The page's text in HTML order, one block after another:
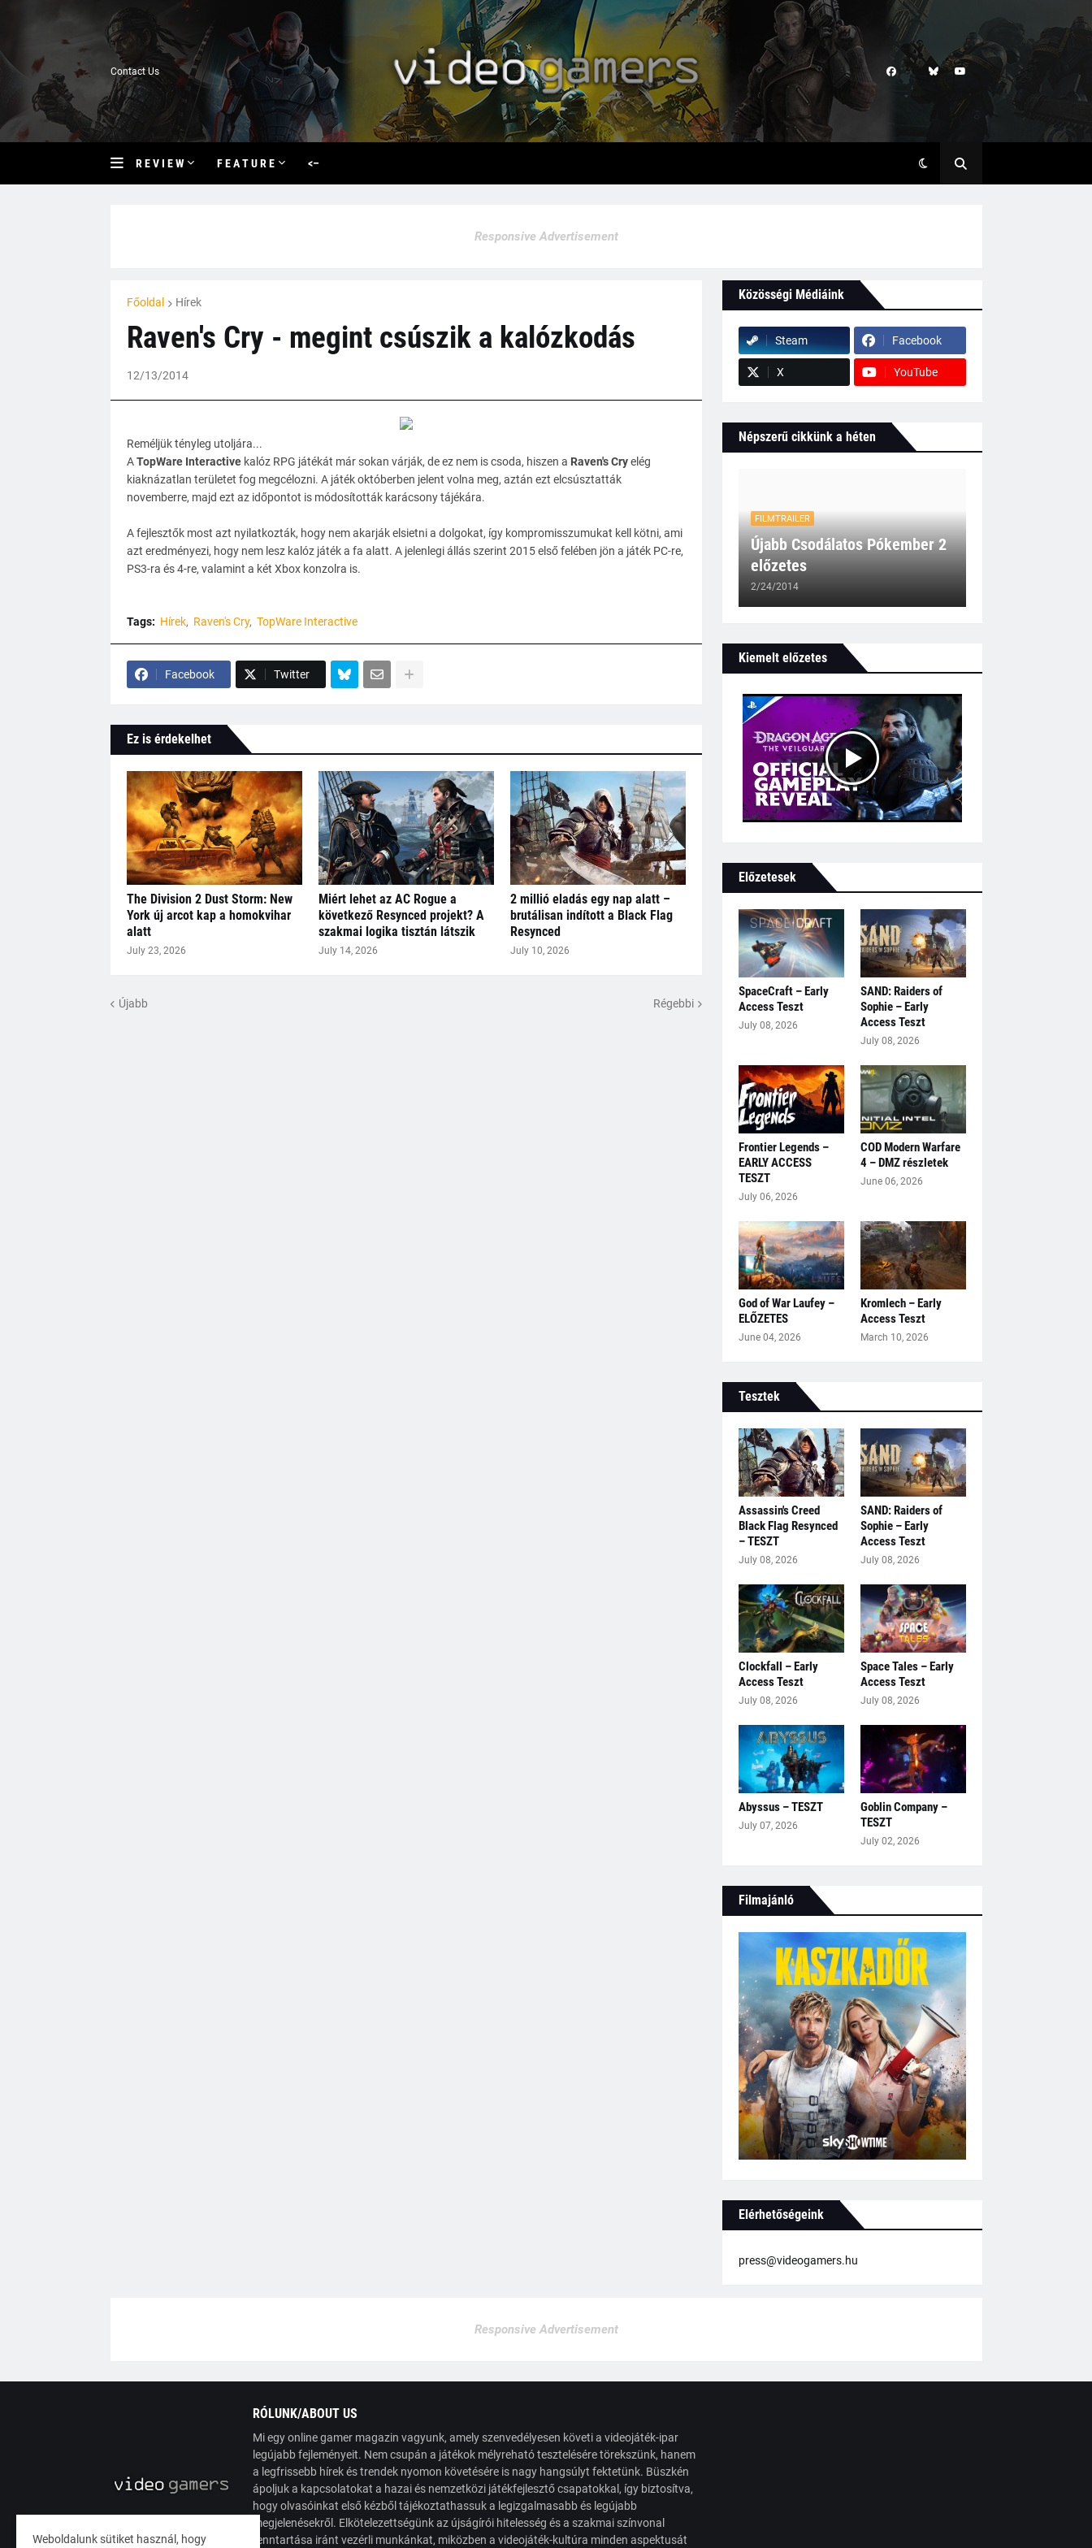
Contact Us
R E V I E W F E A T U R E <–
Responsive Advertisement
Főoldal Hírek
Raven's Cry - megint csúszik a kalózkodás
12/13/2014
Reméljük tényleg utoljára...
ATopWare Interactivekalóz RPG játékát már sokan várják, de ez nem is csoda, hiszen a Raven's Cryelég
kiaknázatlan területet fog megcélozni. A játék októberben jelent volna meg, aztán ezt elcsúsztatták
novemberre, majd ezt az időpontot is módosították karácsony tájékára.
A fejlesztők most azt nyilatkozták, hogy nem akarják elsietni a dolgokat, így kompromisszumukat kell kötni, ami
azt eredményezi, hogy nem lesz kalóz játék a fa alatt. A jelenlegi állás szerint 2015 első felében jön a játék PC-re,
PS3-ra és 4-re, valamint a két Xbox konzolra is.
Tags: Hírek Raven's Cry TopWare Interactive
Facebook Twitter
Ez is érdekelhet
The Division 2 Dust Storm: New
York új arcot kap a homokvihar
alatt
July 23, 2026
Miért lehet az AC Rogue a
következő Resynced projekt? A
szakmai logika tisztán látszik
July 14, 2026
2 millió eladás egy nap alatt –
brutálisan indított a Black Flag
Resynced
July 10, 2026
Újabb Régebbi
Közösségi Médiáink
Steam Facebook
X YouTube
Népszerű cikkünk a héten
FILMTRAILER
Újabb Csodálatos Pókember 2
előzetes
2/24/2014
Kiemelt előzetes
Előzetesek
SpaceCraft – Early
Access Teszt
July 08, 2026
SAND: Raiders of
Sophie – Early
Access Teszt
July 08, 2026
Frontier Legends –
EARLY ACCESS
TESZT
July 06, 2026
COD Modern Warfare
4 – DMZ részletek
June 06, 2026
God of War Laufey –
ELŐZETES
June 04, 2026
Kromlech – Early
Access Teszt
March 10, 2026
Tesztek
Assassin's Creed
Black Flag Resynced
– TESZT
July 08, 2026
SAND: Raiders of
Sophie – Early
Access Teszt
July 08, 2026
Clockfall – Early
Access Teszt
July 08, 2026
Space Tales – Early
Access Teszt
July 08, 2026
Abyssus – TESZT
July 07, 2026
Goblin Company –
TESZT
July 02, 2026
Filmajánló
Elérhetőségeink
press@videogamers.hu
Responsive Advertisement
RÓLUNK/ABOUT US
Mi egy online gamer magazin vagyunk, amely szenvedélyesen követi a videojáték-ipar
legújabb fejleményeit. Nem csupán a játékok mélyreható tesztelésére törekszünk, hanem
a legfrissebb hírek és trendek nyomon követésére is nagy hangsúlyt fektetünk. Büszkén
ápoljuk a kapcsolatokat a hazai és nemzetközi játékfejlesztő csapatokkal, így biztosítva,
hogy olvasóinkat első kézből tájékoztathassuk a legizgalmasabb és legújabb
megjelenésekről. Elkötelezettségünk az újságírói hitelesség és a szakmai színvonal
fenntartása iránt vezérli munkánkat, miközben a videojáték-kultúra minden aspektusát
Weboldalunk sütiket használ, hogy